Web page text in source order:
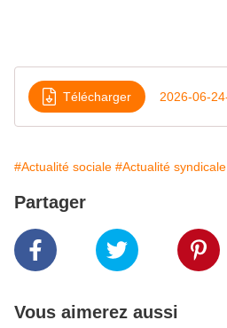
Télécharger
#Actualité sociale #Actualité syndicale
Partager
Vous aimerez aussi